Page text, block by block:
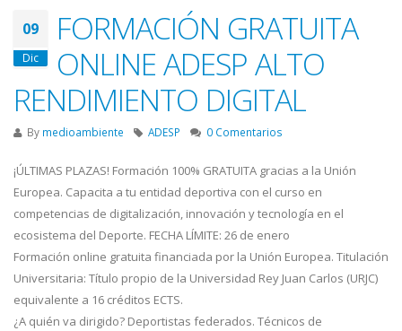
09
Dic
FORMACIÓN GRATUITA
ONLINE ADESP ALTO
RENDIMIENTO DIGITAL
By medioambiente ADESP 0 Comentarios
¡ÚLTIMAS PLAZAS! Formación 100% GRATUITA gracias a la Unión
Europea. Capacita a tu entidad deportiva con el curso en
competencias de digitalización, innovación y tecnología en el
ecosistema del Deporte. FECHA LÍMITE: 26 de enero
Formación online gratuita financiada por la Unión Europea. Titulación
Universitaria: Título propio de la Universidad Rey Juan Carlos (URJC)
equivalente a 16 créditos ECTS.
¿A quién va dirigido? Deportistas federados. Técnicos de